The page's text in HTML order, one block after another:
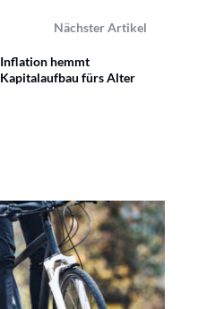
Nächster Artikel
Inflation hemmt
Kapitalaufbau fürs Alter